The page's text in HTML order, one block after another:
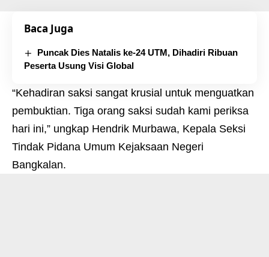
Baca Juga
Puncak Dies Natalis ke-24 UTM, Dihadiri Ribuan
Peserta Usung Visi Global
“Kehadiran saksi sangat krusial untuk menguatkan
pembuktian. Tiga orang saksi sudah kami periksa
hari ini,” ungkap Hendrik Murbawa, Kepala Seksi
Tindak Pidana Umum Kejaksaan Negeri
Bangkalan.